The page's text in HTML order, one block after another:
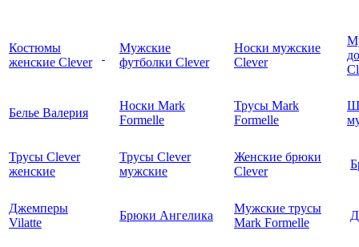
Костюмы
женские Clever
Мужские
футболки Clever
Носки мужские
Clever
Белье Валерия
Носки Mark
Formelle
Трусы Mark
Formelle
Трусы Clever
женские
Трусы Clever
мужские
Женские брюки
Clever
Джемперы
Vilatte
Брюки Ангелика
Мужские трусы
Mark Formelle